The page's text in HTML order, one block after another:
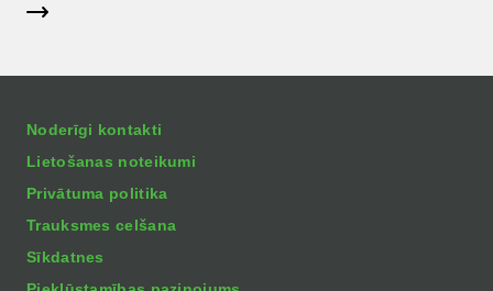
Noderīgi kontakti
Lietošanas noteikumi
Privātuma politika
Trauksmes celšana
Sīkdatnes